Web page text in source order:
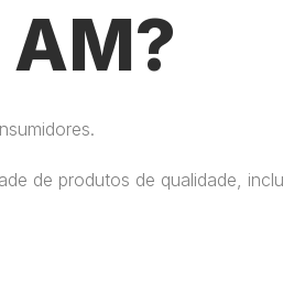
AM?
de produtos de qualidade,